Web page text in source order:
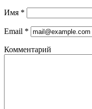
Имя *
Email *
Комментарий